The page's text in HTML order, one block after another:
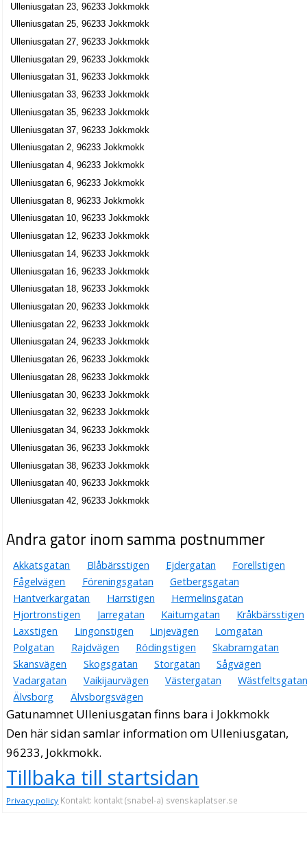
Kabla Jakt O Fiskevårdsförening
Ulleniusgatan 8, 96233 Jokkmokk
Wästfelts Foto Eftr.
Karin Helena Ölund
0971-10046
Ulleniusgatan 23, 96233 Jokkmokk
Ulleniusgatan 25, 96233 Jokkmokk
Ulleniusgatan 27, 96233 Jokkmokk
Ulleniusgatan 29, 96233 Jokkmokk
Ulleniusgatan 31, 96233 Jokkmokk
Ulleniusgatan 33, 96233 Jokkmokk
Ulleniusgatan 35, 96233 Jokkmokk
Ulleniusgatan 37, 96233 Jokkmokk
Ulleniusgatan 2, 96233 Jokkmokk
Ulleniusgatan 4, 96233 Jokkmokk
Ulleniusgatan 6, 96233 Jokkmokk
Ulleniusgatan 8, 96233 Jokkmokk
Ulleniusgatan 10, 96233 Jokkmokk
Ulleniusgatan 12, 96233 Jokkmokk
Ulleniusgatan 14, 96233 Jokkmokk
Ulleniusgatan 16, 96233 Jokkmokk
Ulleniusgatan 18, 96233 Jokkmokk
Ulleniusgatan 20, 96233 Jokkmokk
Ulleniusgatan 22, 96233 Jokkmokk
Ulleniusgatan 24, 96233 Jokkmokk
Ulleniusgatan 26, 96233 Jokkmokk
Ulleniusgatan 28, 96233 Jokkmokk
Ulleniusgatan 30, 96233 Jokkmokk
Ulleniusgatan 32, 96233 Jokkmokk
Ulleniusgatan 34, 96233 Jokkmokk
Ulleniusgatan 36, 96233 Jokkmokk
Ulleniusgatan 38, 96233 Jokkmokk
Ulleniusgatan 40, 96233 Jokkmokk
Ulleniusgatan 42, 96233 Jokkmokk
Andra gator inom samma postnummer
Akkatsgatan Blåbärsstigen Ejdergatan
Forellstigen
Fågelvägen
Föreningsgatan
Getbergsgatan
Hantverkargatan
Harrstigen
Hermelinsgatan
Hjortronstigen
Jarregatan Kaitumgatan
Kråkbärsstigen
Laxstigen
Lingonstigen Linjevägen
Lomgatan
Polgatan
Rajdvägen Rödingstigen
Skabramgatan
Skansvägen
Skogsgatan Storgatan
Sågvägen
Vadargatan
Vaikijaurvägen Västergatan
Wästfeltsgatan
Älvsborg
Älvsborgsvägen
Gatunamnet Ulleniusgatan finns bara i Jokkmokk
Den här sidan samlar information om Ulleniusgatan,
96233, Jokkmokk.
Tillbaka till startsidan
Privacy policy Kontakt: kontakt (snabel-a) svenskaplatser.se